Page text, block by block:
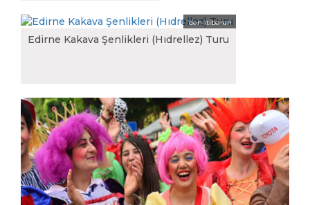
‘den itibaren
Edirne Kakava Şenlikleri (Hıdrellez) Turu